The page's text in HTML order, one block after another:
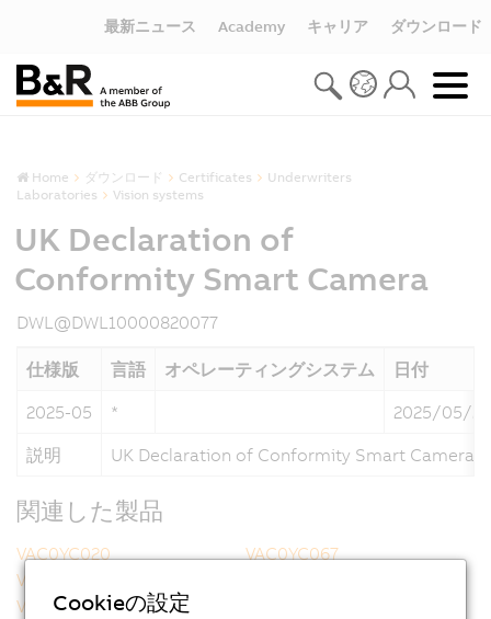
最新ニュース Academy キャリア ダウンロード
Home ダウンロード Certificates
Underwriters
Laboratories
Vision systems
UK Declaration of
Conformity Smart Camera
DWL@DWL10000820077
仕様版 言語 オペレーティングシステム
日付
2025-05
*
2025/05/28
説明
UK Declaration of Conformity Smart Camera
関連した製品
VAC0YC020
VAC0YC067
VCA0Y01.0005
VCA0Y01.0020
Cookieの設定